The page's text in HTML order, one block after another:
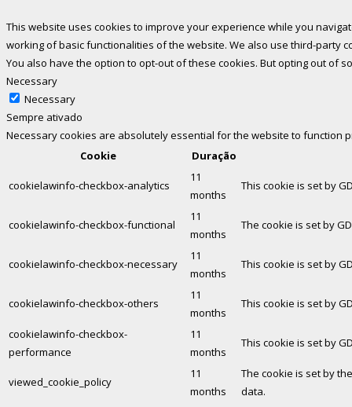
This website uses cookies to improve your experience while you
working of basic functionalities of the website. We also use third-party
You also have the option to opt-out of these cookies. But opting out of
Necessary
Necessary
Sempre ativado
Necessary cookies are absolutely essential for the website to
Cookie
Duração
cookielawinfo-checkbox-analytics
11
months
This cookie is set by
cookielawinfo-checkbox-functional
11
months
The cookie is set by
cookielawinfo-checkbox-necessary
11
months
This cookie is set by
cookielawinfo-checkbox-others
11
months
This cookie is set by
cookielawinfo-checkbox-
performance
11
months
This cookie is set by
viewed_cookie_policy
11
months
The cookie is set by
data.